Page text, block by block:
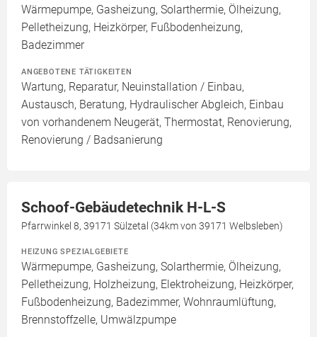
Wärmepumpe, Gasheizung, Solarthermie, Ölheizung,
Pelletheizung, Heizkörper, Fußbodenheizung,
Badezimmer
ANGEBOTENE TÄTIGKEITEN
Wartung, Reparatur, Neuinstallation / Einbau,
Austausch, Beratung, Hydraulischer Abgleich, Einbau
von vorhandenem Neugerät, Thermostat, Renovierung,
Renovierung / Badsanierung
Schoof-Gebäudetechnik H-L-S
Pfarrwinkel 8, 39171 Sülzetal (34km von 39171 Welbsleben)
HEIZUNG SPEZIALGEBIETE
Wärmepumpe, Gasheizung, Solarthermie, Ölheizung,
Pelletheizung, Holzheizung, Elektroheizung, Heizkörper,
Fußbodenheizung, Badezimmer, Wohnraumlüftung,
Brennstoffzelle, Umwälzpumpe